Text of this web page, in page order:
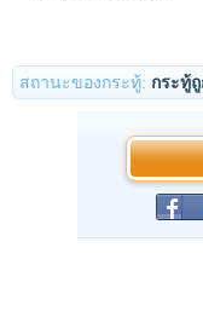
สถานะของกระทู้: กระทู้